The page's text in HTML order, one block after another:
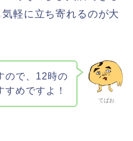
軽に立ち寄れるのが大
てばお
ので、12時の
めですよ！